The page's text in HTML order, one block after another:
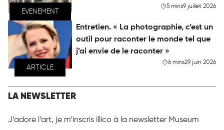
EVENEMENT
5 mins9 juillet 2026
ARTICLE
Entretien. « La photographie, c’est un
outil pour raconter le monde tel que
j’ai envie de le raconter »
6 mins29 juin 2026
LA NEWSLETTER
J’adore l’art, je m’inscris illico à la newsletter Museum